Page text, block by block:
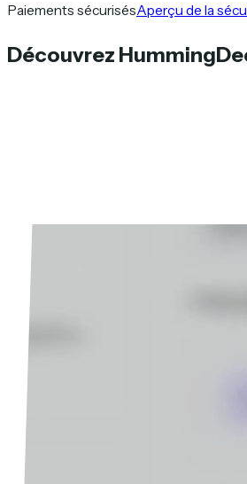
Paiements sécurisésAperçu de la
Découvrez